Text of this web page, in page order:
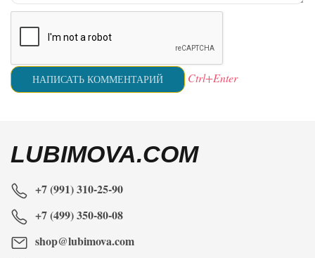
Ctrl+Enter
LUBIMOVA.COM
+7 (991) 310-25-90
+7 (499) 350-80-08
shop@lubimova.com